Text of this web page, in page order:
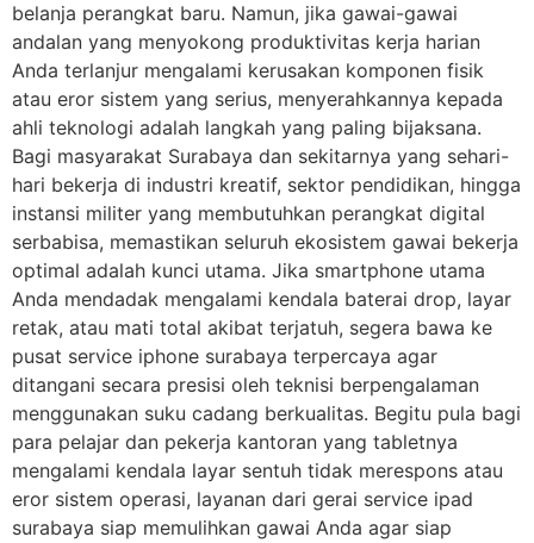
belanja perangkat baru. Namun, jika gawai-gawai
andalan yang menyokong produktivitas kerja harian
Anda terlanjur mengalami kerusakan komponen fisik
atau eror sistem yang serius, menyerahkannya kepada
ahli teknologi adalah langkah yang paling bijaksana.
Bagi masyarakat Surabaya dan sekitarnya yang sehari-
hari bekerja di industri kreatif, sektor pendidikan, hingga
instansi militer yang membutuhkan perangkat digital
serbabisa, memastikan seluruh ekosistem gawai bekerja
optimal adalah kunci utama. Jika smartphone utama
Anda mendadak mengalami kendala baterai drop, layar
retak, atau mati total akibat terjatuh, segera bawa ke
pusat service iphone surabaya terpercaya agar
ditangani secara presisi oleh teknisi berpengalaman
menggunakan suku cadang berkualitas. Begitu pula bagi
para pelajar dan pekerja kantoran yang tabletnya
mengalami kendala layar sentuh tidak merespons atau
eror sistem operasi, layanan dari gerai service ipad
surabaya siap memulihkan gawai Anda agar siap